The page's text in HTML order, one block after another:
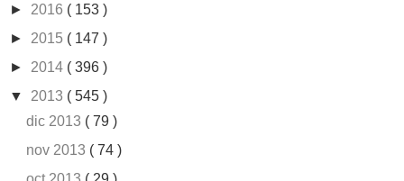
► 2016 ( 153 )
► 2015 ( 147 )
► 2014 ( 396 )
▼ 2013 ( 545 )
dic 2013 ( 79 )
nov 2013 ( 74 )